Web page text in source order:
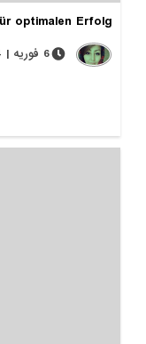
optimalen Erfolg
6 فوریه | 4 دقیقه